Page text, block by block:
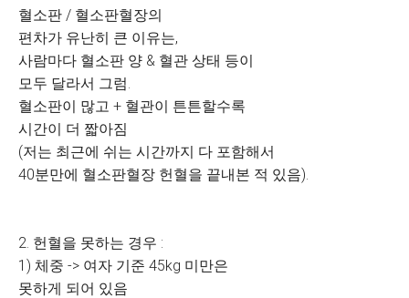
혈소판 / 혈소판혈장의
편차가 유난히 큰 이유는,
사람마다 혈소판 양 & 혈관 상태 등이
모두 달라서 그럼.
혈소판이 많고 + 혈관이 튼튼할수록
시간이 더 짧아짐
(저는 최근에 쉬는 시간까지 다 포함해서
40분만에 혈소판혈장 헌혈을 끝내본 적 있음).
2. 헌혈을 못하는 경우 :
1) 체중 -> 여자 기준 45kg 미만은
못하게 되어 있음